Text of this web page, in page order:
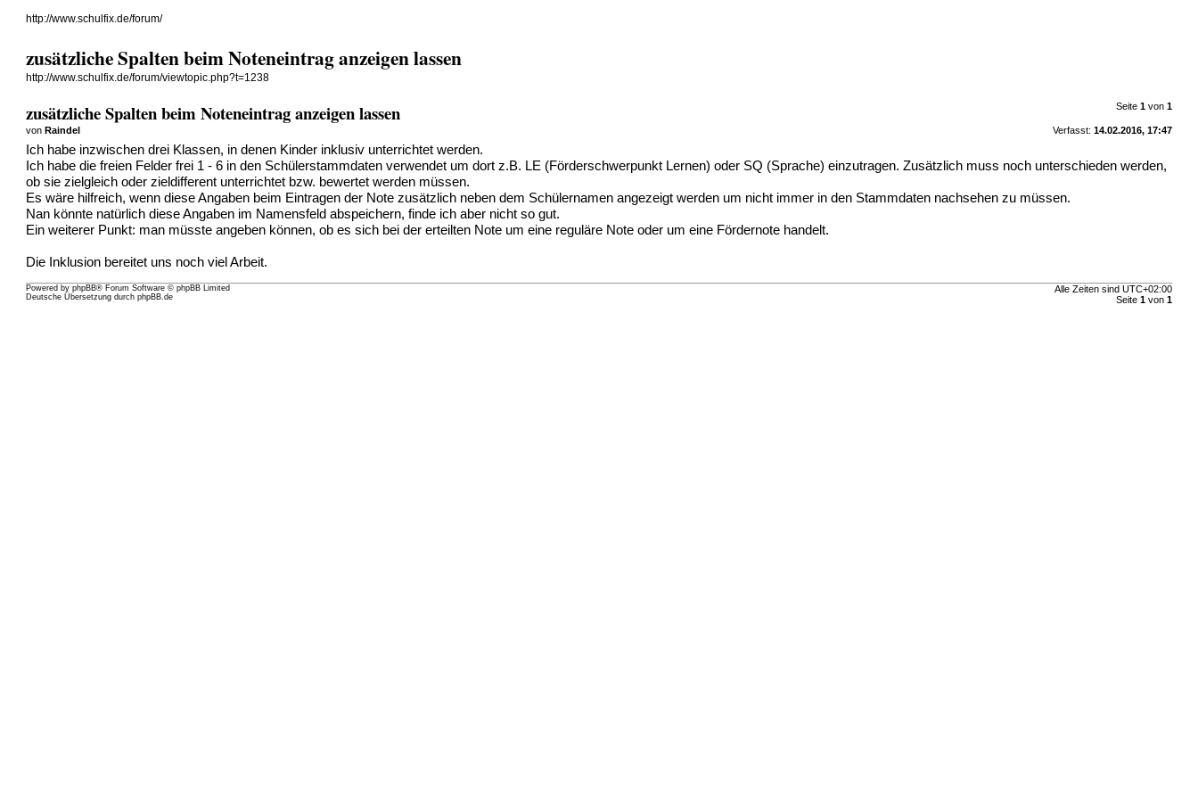
http://www.schulfix.de/forum/
zusätzliche Spalten beim Noteneintrag anzeigen lassen
http://www.schulfix.de/forum/viewtopic.php?t=1238
Seite 1von 1
zusätzliche Spalten beim Noteneintrag anzeigen lassen
Verfasst: 14.02.2016, 17:47
vonRaindel
Ich habe inzwischen drei Klassen, in denen Kinder inklusiv unterrichtet werden.
Ich habe die freien Felder frei 1 - 6 in den Schülerstammdaten verwendet um dort z.B. LE (Förderschwerpunkt Lernen) oder SQ (Sprache) einzutragen. Zusätzlich muss noch unterschieden werden,
ob sie zielgleich oder zieldifferent unterrichtet bzw. bewertet werden müssen.
Es wäre hilfreich, wenn diese Angaben beim Eintragen der Note zusätzlich neben dem Schülernamen angezeigt werden um nicht immer in den Stammdaten nachsehen zu müssen.
Nan könnte natürlich diese Angaben im Namensfeld abspeichern, finde ich aber nicht so gut.
Ein weiterer Punkt: man müsste angeben können, ob es sich bei der erteilten Note um eine reguläre Note oder um eine Fördernote handelt.
Die Inklusion bereitet uns noch viel Arbeit.
Alle Zeiten sind UTC+02:00
Seite 1von 1
Powered byphpBB® Forum Software © phpBB Limited
Deutsche Übersetzung durchphpBB.de